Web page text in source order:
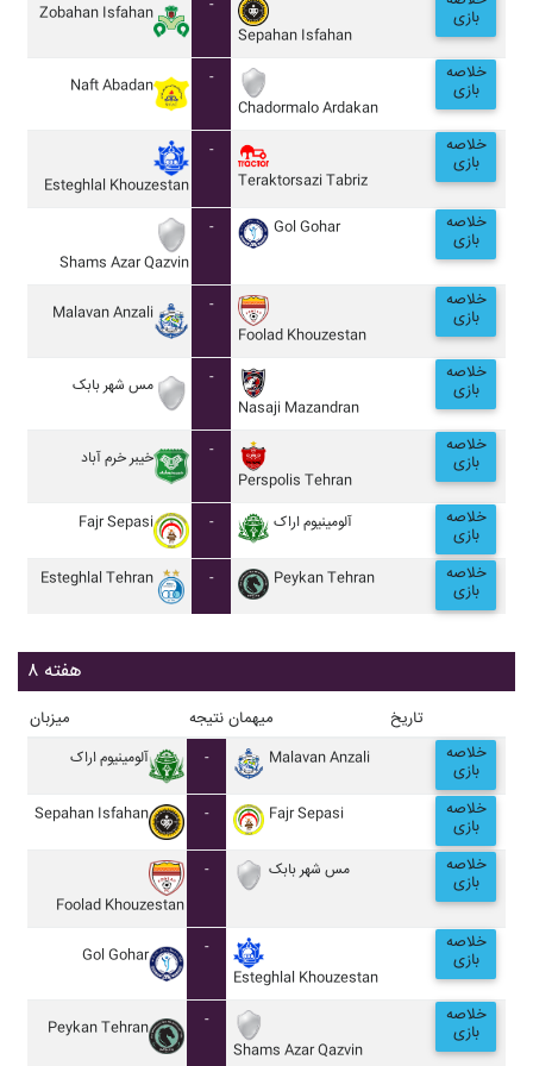
Zobahan Isfahan
-
Sepahan Isfahan
بازی
Naft Abadan
-
Chadormalo Ardakan
خلاصه
بازی
Esteghlal Khouzestan
-
Teraktorsazi Tabriz
خلاصه
بازی
Shams Azar Qazvin
- Gol Gohar خلاصه
بازی
Malavan Anzali
-
Foolad Khouzestan
خلاصه
بازی
مس شهر بابک
-
Nasaji Mazandran
خلاصه
بازی
خيبر خرم آباد
-
Perspolis Tehran
خلاصه
بازی
Fajr Sepasi - آلومينيوم اراک خلاصه
بازی
Esteghlal Tehran - Peykan Tehran خلاصه
بازی
هفته ۸
میزبان نتیجه میهمان تاریخ
آلومينيوم اراک - Malavan Anzali خلاصه
بازی
Sepahan Isfahan - Fajr Sepasi خلاصه
بازی
Foolad Khouzestan
- مس شهر بابک خلاصه
بازی
Gol Gohar
-
Esteghlal Khouzestan
خلاصه
بازی
Peykan Tehran
-
Shams Azar Qazvin
خلاصه
بازی